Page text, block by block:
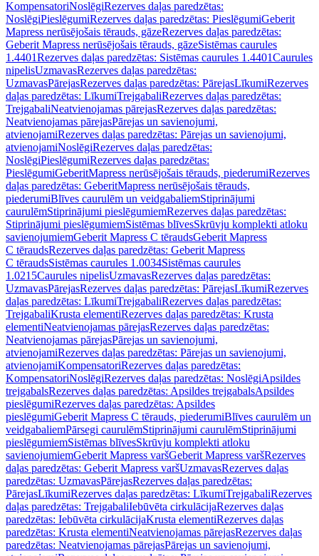
KompensatoriNoslēgiRezerves daļas paredzētas:
NoslēgiPieslēgumiRezerves daļas paredzētas: PieslēgumiGeberit
Mapress nerūsējošais tērauds, gāzeRezerves daļas paredzētas:
Geberit Mapress nerūsējošais tērauds, gāzeSistēmas caurules
1.4401Rezerves daļas paredzētas: Sistēmas caurules 1.4401Caurules
nipelisUzmavasRezerves daļas paredzētas:
UzmavasPārejasRezerves daļas paredzētas: PārejasLīkumiRezerves
daļas paredzētas: LīkumiTrejgabaliRezerves daļas paredzētas:
TrejgabaliNeatvienojamas pārejasRezerves daļas paredzētas:
Neatvienojamas pārejasPārejas un savienojumi,
atvienojamiRezerves daļas paredzētas: Pārejas un savienojumi,
atvienojamiNoslēgiRezerves daļas paredzētas:
NoslēgiPieslēgumiRezerves daļas paredzētas:
PieslēgumiGeberitMapress nerūsējošais tērauds, piederumiRezerves
daļas paredzētas: GeberitMapress nerūsējošais tērauds,
piederumiBlīves caurulēm un veidgabaliemStiprinājumi
caurulēmStiprinājumi pieslēgumiemRezerves daļas paredzētas:
Stiprinājumi pieslēgumiemSistēmas blīvesSkrūvju komplekti atloku
savienojumiemGeberit Mapress C tēraudsGeberit Mapress
C tēraudsRezerves daļas paredzētas: Geberit Mapress
C tēraudsSistēmas caurules 1.0034Sistēmas caurules
1.0215Caurules nipelisUzmavasRezerves daļas paredzētas:
UzmavasPārejasRezerves daļas paredzētas: PārejasLīkumiRezerves
daļas paredzētas: LīkumiTrejgabaliRezerves daļas paredzētas:
TrejgabaliKrusta elementiRezerves daļas paredzētas: Krusta
elementiNeatvienojamas pārejasRezerves daļas paredzētas:
Neatvienojamas pārejasPārejas un savienojumi,
atvienojamiRezerves daļas paredzētas: Pārejas un savienojumi,
atvienojamiKompensatoriRezerves daļas paredzētas:
KompensatoriNoslēgiRezerves daļas paredzētas: NoslēgiApsildes
trejgabalsRezerves daļas paredzētas: Apsildes trejgabalsApsildes
pieslēgumiRezerves daļas paredzētas: Apsildes
pieslēgumiGeberit Mapress C tērauds, piederumiBlīves caurulēm un
veidgabaliemPārsegi caurulēmStiprinājumi caurulēmStiprinājumi
pieslēgumiemSistēmas blīvesSkrūvju komplekti atloku
savienojumiemGeberit Mapress varšGeberit Mapress varšRezerves
daļas paredzētas: Geberit Mapress varšUzmavasRezerves daļas
paredzētas: UzmavasPārejasRezerves daļas paredzētas:
PārejasLīkumiRezerves daļas paredzētas: LīkumiTrejgabaliRezerves
daļas paredzētas: TrejgabaliIebūvēta cirkulācijaRezerves daļas
paredzētas: Iebūvēta cirkulācijaKrusta elementiRezerves daļas
paredzētas: Krusta elementiNeatvienojamas pārejasRezerves daļas
paredzētas: Neatvienojamas pārejasPārejas un savienojumi,